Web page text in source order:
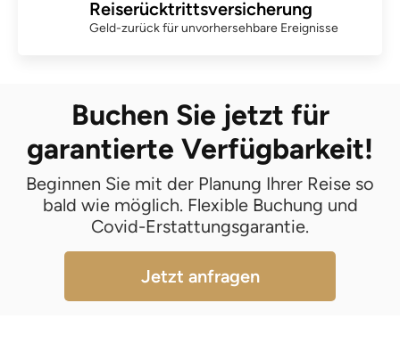
Reiserücktrittsversicherung
Geld-zurück für unvorhersehbare Ereignisse
Buchen Sie jetzt für
garantierte Verfügbarkeit!
Beginnen Sie mit der Planung Ihrer Reise so
bald wie möglich. Flexible Buchung und
Covid-Erstattungsgarantie.
Jetzt anfragen